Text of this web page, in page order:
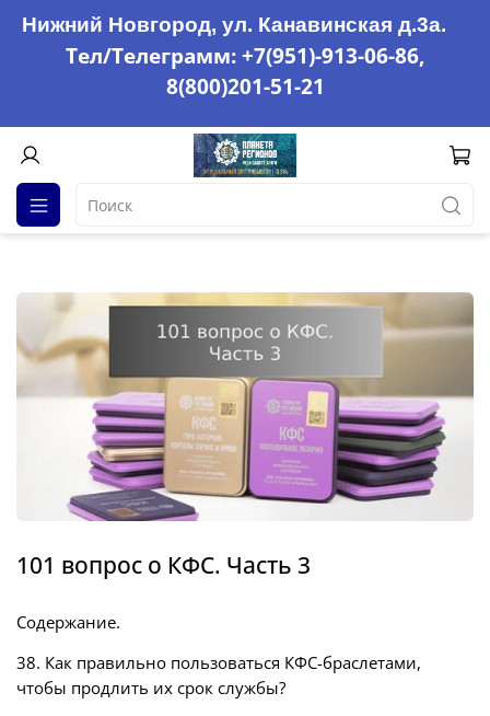
Нижний Новгород, ул. Канавинская д.3а.
Тел/Телеграмм: +7(951)-913-06-86,
8(800)201-51-21
101 вопрос о КФС. Часть 3
Содержание.
38. Как правильно пользоваться КФС-браслетами,
чтобы продлить их срок службы?